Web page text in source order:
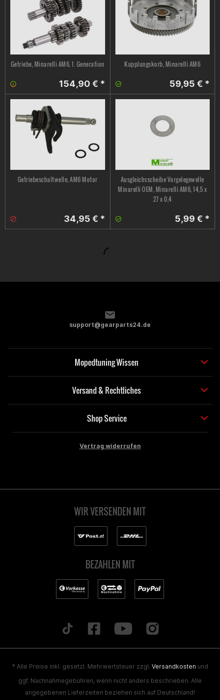
Getriebe, Minarelli AM6, 1. Generation
154,90 € *
Kupplungskorb, Minarelli AM6
59,95 € *
Getriebeschaltwelle, AM6 Motor
34,95 € *
Ausgleichsscheibe Vorgelegewelle
Minarelli OEM, Minarelli AM6, 14,5 x
27 x 0,4
5,99 € *
support@gearparts24.de
Mopedtuning Wissen
Versand & Rechtliches
Shop Service
Vertrag widerrufen
WIR VERSENDEN MIT
BEZAHLEN MIT
* Alle Preise inkl. gesetzl. Mehrwertsteuer zzgl. Versandkosten und
ggf. Nachnahmegebühren, wenn nicht anders beschrieben. Alle
angegebenen Lieferzeiten beziehen sich auf Deutschland!